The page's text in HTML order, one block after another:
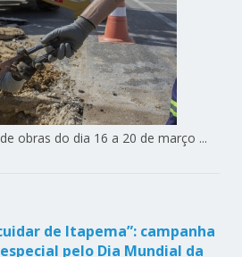
obras do dia 16 a 20 de março ...
de Itapema”: campanha
pelo Dia Mundial da